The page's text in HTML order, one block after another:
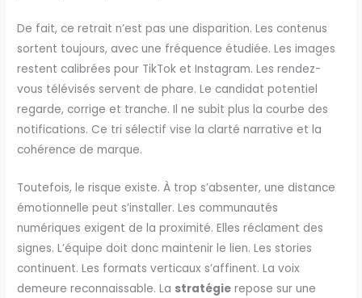
De fait, ce retrait n’est pas une disparition. Les contenus
sortent toujours, avec une fréquence étudiée. Les images
restent calibrées pour TikTok et Instagram. Les rendez-
vous télévisés servent de phare. Le candidat potentiel
regarde, corrige et tranche. Il ne subit plus la courbe des
notifications. Ce tri sélectif vise la clarté narrative et la
cohérence de marque.
Toutefois, le risque existe. À trop s’absenter, une distance
émotionnelle peut s’installer. Les communautés
numériques exigent de la proximité. Elles réclament des
signes. L’équipe doit donc maintenir le lien. Les stories
continuent. Les formats verticaux s’affinent. La voix
demeure reconnaissable. La stratégie repose sur une